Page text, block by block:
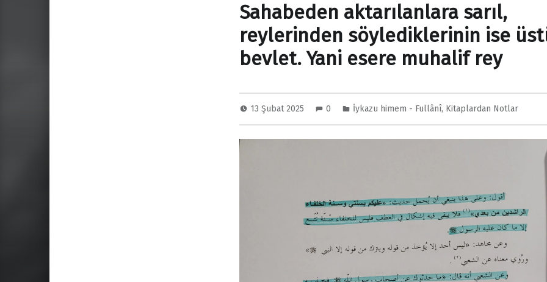
Sahabeden aktarılanlara sarıl,
reylerinden söylediklerinin ise
bevlet. Yani esere muhalif rey
13 Şubat 2025 0 İykazu himem - Fullânî, Kitaplardan Notlar